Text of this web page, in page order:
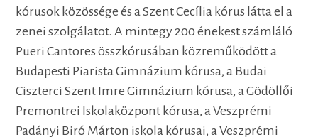
kórusok közössége és a Szent Cecília kórus látta el a
zenei szolgálatot. A mintegy 200 énekest számláló
Pueri Cantores összkórusában közreműködött a
Budapesti Piarista Gimnázium kórusa, a Budai
Ciszterci Szent Imre Gimnázium kórusa, a Gödöllői
Premontrei Iskolaközpont kórusa, a Veszprémi
Padányi Biró Márton iskola kórusai, a Veszprémi